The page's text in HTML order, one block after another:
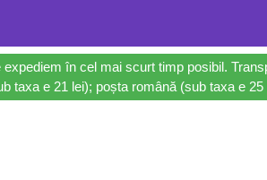
în cel mai scurt timp posibil.
taxa e 21 lei); poșta română (sub taxa e